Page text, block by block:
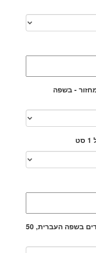
- בשפה
אישור על הצטיינות במהלך הלימודים בשפה העברית, 50